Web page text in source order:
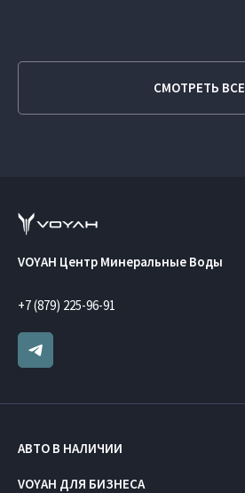
СМОТРЕТЬ ВСЕ
VOYAH Центр Минеральные Воды
+7 (879) 225-96-91
АВТО В НАЛИЧИИ
VOYAH ДЛЯ БИЗНЕСА